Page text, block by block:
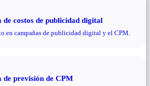
de costos de publicidad digital
en campañas de publicidad digital y el CPM.
de previsión de CPM